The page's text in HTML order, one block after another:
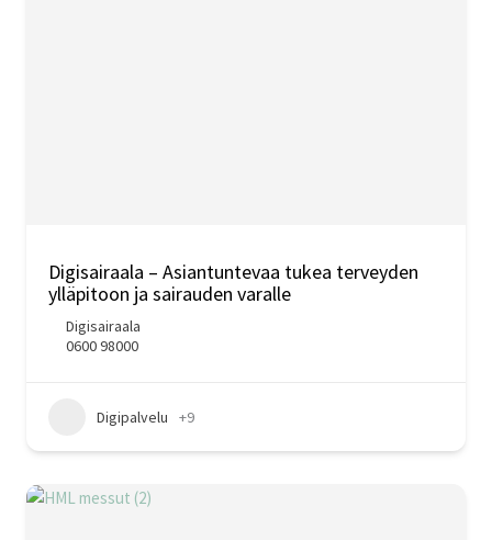
Digisairaala – Asiantuntevaa tukea terveyden
ylläpitoon ja sairauden varalle
Digisairaala
0600 98000
Digipalvelu +9